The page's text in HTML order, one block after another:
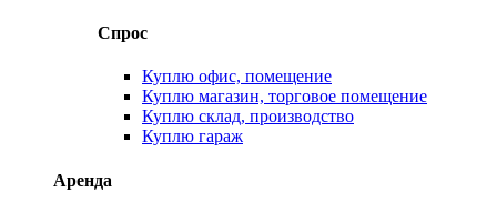
Спрос
Куплю офис, помещение
Куплю магазин, торговое помещение
Куплю склад, производство
Куплю гараж
Аренда